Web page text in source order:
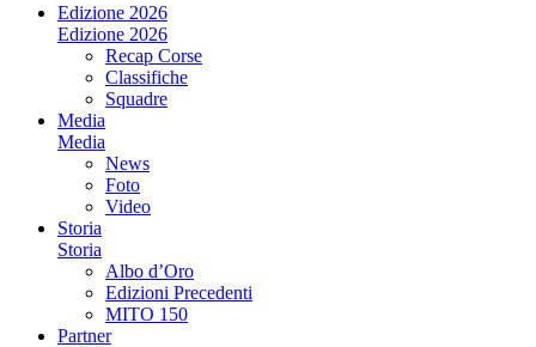
Edizione 2026
Edizione 2026
Recap Corse
Classifiche
Squadre
Media
Media
News
Foto
Video
Storia
Storia
Albo d’Oro
Edizioni Precedenti
MITO 150
Partner